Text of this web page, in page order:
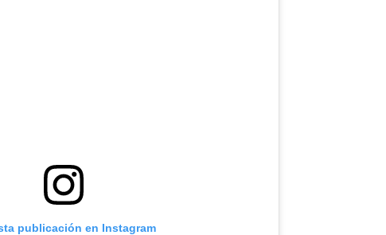
publicación en Instagram